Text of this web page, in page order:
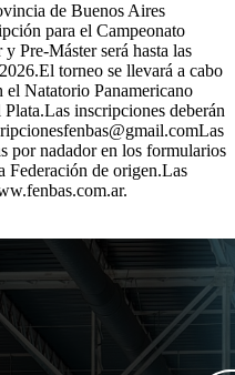
de Buenos Aires
para el Campeonato
Pre-Máster será hasta las
torneo se llevará a cabo
el Natatorio Panamericano
inscripciones deberán
por nadador en los formularios
Federación de origen.Las